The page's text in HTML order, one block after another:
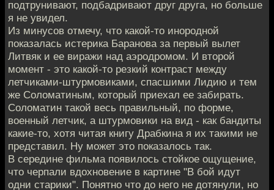
подтрунивают, подбадривают друг друга, но больше
я не увидел.
Из минусов отмечу, что какой-то инородной
показалась истерика Баранова за первый вылет
Литвяк и ее виражи над аэродромом. И второй
момент - это какой-то резкий контраст между
летчиками-штурмовиками, спасшими Лидию и тем
же Соломатиным, который приехал ее забирать.
Соломатин такой весь правильный, по форме,
военный летчик, а штурмовики на вид - как бандиты
какие-то, хотя читая книгу Драбкина я их такими не
представил. Ну может это показалось так.
В середине фильма появилось стойкое ощущение,
что черпали вдохновение в картине "В бой идут
одни старики". Понятно что до него не дотянули, но